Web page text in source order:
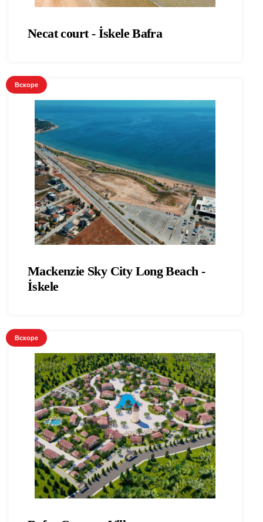
Necat court - İskele Bafra
Mackenzie Sky City Long Beach -
İskele
Вскоре
Вскоре